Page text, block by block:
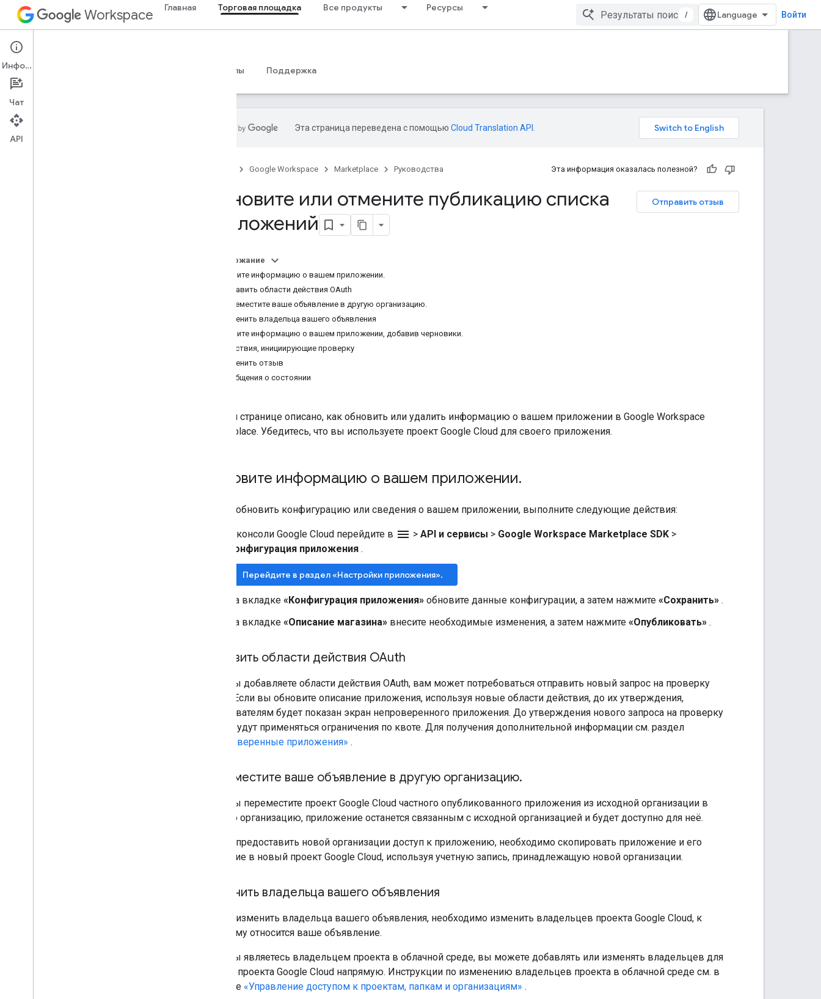
Workspace Главная Торговая площадка Все продукты Ресурсы
/ Войти
Marketplace
Обзор Справочные материалы Поддержка
Эта страница переведена с помощью Cloud Translation API
Google Workspace Marketplace Руководства Эта информация оказалась полезной?
Отправить отзыв
Обновите или отмените публикацию списка
приложений
Содержание
Обновите информацию о вашем приложении.
Добавить области действия OAuth
Переместите ваше объявление в другую организацию.
Изменить владельца вашего объявления
Обновите информацию о вашем приложении, добавив черновики.
Действия, инициирующие проверку
Отменить отзыв
Сообщения о состоянии
На этой странице описано, как обновить или удалить информацию о вашем приложении в Google Workspace
Marketplace. Убедитесь, что вы используете проект Google Cloud для своего приложения.
Обновите информацию о вашем приложении.
Чтобы обновить конфигурацию или сведения о вашем приложении, выполните следующие действия:
В консоли Google Cloud перейдите в menu > API и сервисы > Google Workspace Marketplace SDK >
Конфигурация приложения .
Перейдите в раздел «Настройки приложения».
На вкладке «Конфигурация приложения» обновите данные конфигурации, а затем нажмите «Сохранить» .
На вкладке «Описание магазина» внесите необходимые изменения, а затем нажмите «Опубликовать» .
Добавить области действия OAuth
Если вы добавляете области действия OAuth, вам может потребоваться отправить новый запрос на проверку
OAuth. Если вы обновите описание приложения, используя новые области действия, до их утверждения,
пользователям будет показан экран непроверенного приложения. До утверждения нового запроса на проверку
OAuth будут применяться ограничения по квоте. Для получения дополнительной информации см. раздел
«Непроверенные приложения» .
Переместите ваше объявление в другую организацию.
Если вы переместите проект Google Cloud частного опубликованного приложения из исходной организации в
другую организацию, приложение останется связанным с исходной организацией и будет доступно для неё.
Чтобы предоставить новой организации доступ к приложению, необходимо скопировать приложение и его
описание в новый проект Google Cloud, используя учетную запись, принадлежащую новой организации.
Изменить владельца вашего объявления
Чтобы изменить владельца вашего объявления, необходимо изменить владельцев проекта Google Cloud, к
которому относится ваше объявление.
Если вы являетесь владельцем проекта в облачной среде, вы можете добавлять или изменять владельцев для
своего проекта Google Cloud напрямую. Инструкции по изменению владельцев проекта в облачной среде см. в
разделе «Управление доступом к проектам, папкам и организациям» .
Информация
Чат
API